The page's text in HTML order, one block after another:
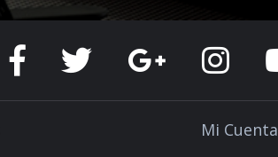
Mi Cuenta